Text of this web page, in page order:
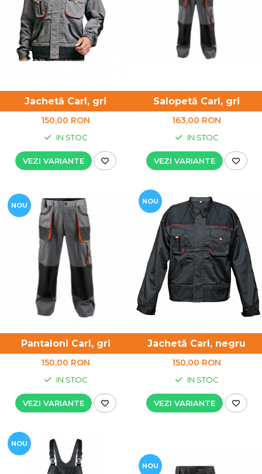
Jachetă Carl, gri
150,00 RON
IN STOC
VEZI VARIANTE
Salopetă Carl, gri
163,00 RON
IN STOC
VEZI VARIANTE
NOU
Pantaloni Carl, gri
150,00 RON
IN STOC
VEZI VARIANTE
NOU
Jachetă Carl, negru
150,00 RON
IN STOC
VEZI VARIANTE
NOU
NOU